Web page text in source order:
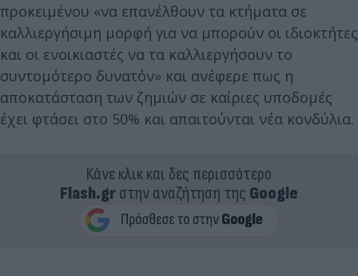
προκειμένου «να επανέλθουν τα κτήματα σε
καλλιεργήσιμη μορφή για να μπορούν οι ιδιοκτήτες
και οι ενοικιαστές να τα καλλιεργήσουν το
συντομότερο δυνατόν» και ανέφερε πως η
αποκατάσταση των ζημιών σε καίριες υποδομές
έχει φτάσει στο 50% και απαιτούνται νέα κονδύλια.
Κάνε κλικ και δες περισσότερο
Flash.grστην αναζήτηση της Google